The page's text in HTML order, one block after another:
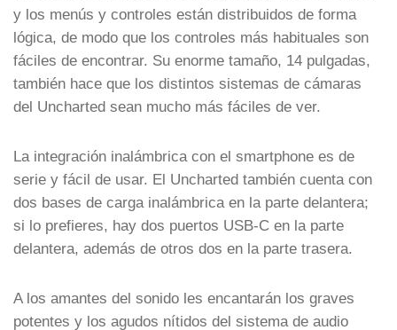
y los menús y controles están distribuidos de forma
lógica, de modo que los controles más habituales son
fáciles de encontrar. Su enorme tamaño, 14 pulgadas,
también hace que los distintos sistemas de cámaras
del Uncharted sean mucho más fáciles de ver.
La integración inalámbrica con el smartphone es de
serie y fácil de usar. El Uncharted también cuenta con
dos bases de carga inalámbrica en la parte delantera;
si lo prefieres, hay dos puertos USB-C en la parte
delantera, además de otros dos en la parte trasera.
A los amantes del sonido les encantarán los graves
potentes y los agudos nítidos del sistema de audio